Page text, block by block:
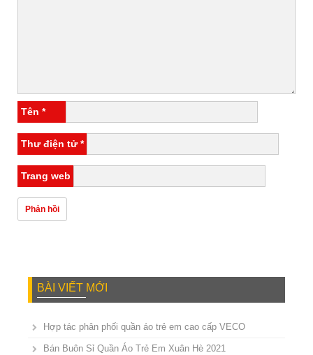
Tên *
Thư điện tử*
Trang web
BÀI VIẾT MỚI
Hợp tác phân phối quần áo trẻ em cao cấp VECO
Bán Buôn Sỉ Quần Áo Trẻ Em Xuân Hè 2021